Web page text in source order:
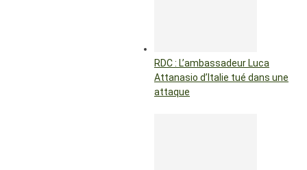
RDC : L’ambassadeur Luca
Attanasio d’Italie tué dans une
attaque